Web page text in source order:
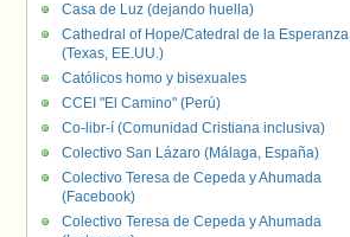
Casa de Luz (dejando huella)
Cathedral of Hope/Catedral de la Esperanza
(Texas, EE.UU.)
Católicos homo y bisexuales
CCEI "El Camino" (Perú)
Co-libr-í (Comunidad Cristiana inclusiva)
Colectivo San Lázaro (Málaga, España)
Colectivo Teresa de Cepeda y Ahumada
(Facebook)
Colectivo Teresa de Cepeda y Ahumada